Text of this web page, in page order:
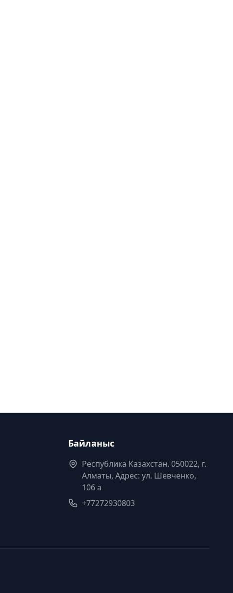
Байланыс
Республика Казахстан. 050022, г.
Алматы, Адрес: ул. Шевченко,
106 а
+77272930803